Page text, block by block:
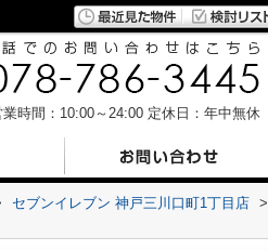
業時間：10:00～24:00 定休日：年中無休
セブンイレブン 神戸三川口町1丁目店 >